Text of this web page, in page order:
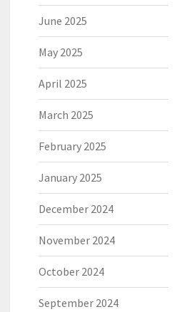
June 2025
May 2025
April 2025
March 2025
February 2025
January 2025
December 2024
November 2024
October 2024
September 2024